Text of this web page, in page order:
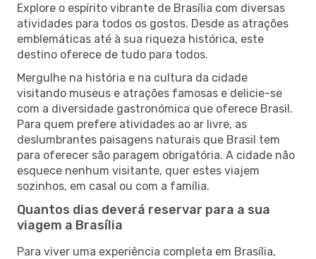
Explore o espírito vibrante de Brasília com diversas
atividades para todos os gostos. Desde as atrações
emblemáticas até à sua riqueza histórica, este
destino oferece de tudo para todos.
Mergulhe na história e na cultura da cidade
visitando museus e atrações famosas e delicie-se
com a diversidade gastronómica que oferece Brasil.
Para quem prefere atividades ao ar livre, as
deslumbrantes paisagens naturais que Brasil tem
para oferecer são paragem obrigatória. A cidade não
esquece nenhum visitante, quer estes viajem
sozinhos, em casal ou com a família.
Quantos dias deverá reservar para a sua
viagem a Brasília
Para viver uma experiência completa em Brasília,